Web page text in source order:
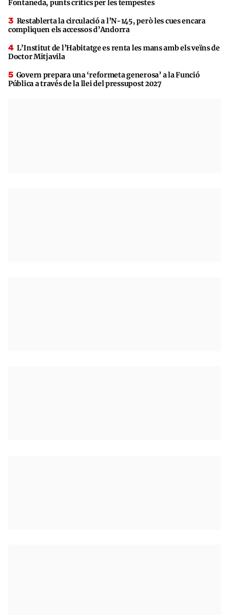
Fontaneda, punts crítics per les tempestes
Restablerta la circulació a l’N-145, però les cues encara
compliquen els accessos d’Andorra
L’Institut de l’Habitatge es renta les mans amb els veïns de
Doctor Mitjavila
Govern prepara una ‘reformeta generosa’ a la Funció
Pública a través de la llei del pressupost 2027